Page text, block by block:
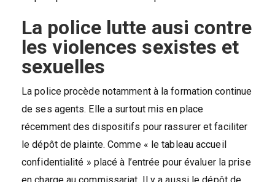
La police lutte ausi contre
lesviolences sexistes et
sexuelles
La police procède notamment à la formation continue
de ses agents. Elle a surtout mis en place
récemment des dispositifs pour rassurer et faciliter
le dépôt de plainte. Comme « le tableau accueil
confidentialité » placé à l’entrée pour évaluer la prise